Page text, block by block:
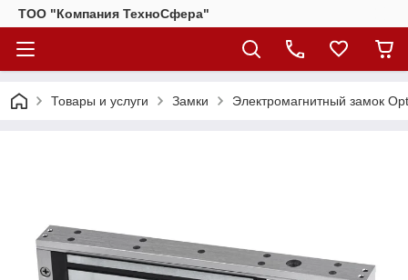
ТОО "Компания ТехноСфера"
Товары и услуги Замки Электромагнитный замок